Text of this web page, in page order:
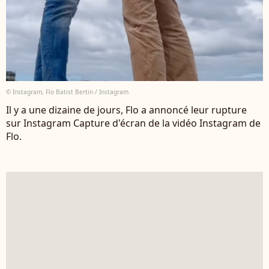
© Instagram, Flo Batist Bertin / Instagram
Il y a une dizaine de jours, Flo a annoncé leur rupture
sur Instagram Capture d'écran de la vidéo Instagram de
Flo.